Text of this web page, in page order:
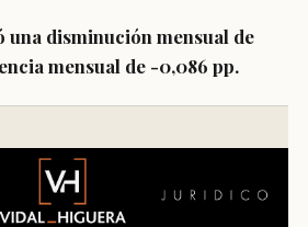
una disminución mensual de
mensual de -0,086 pp.